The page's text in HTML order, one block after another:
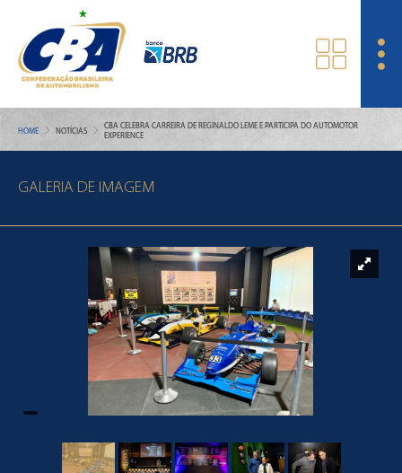
HOME NOTÍCIAS
CBA CELEBRA CARREIRA DE REGINALDO LEME E PARTICIPA DO AUTOMOTOR
EXPERIENCE
GALERIA DE IMAGEM